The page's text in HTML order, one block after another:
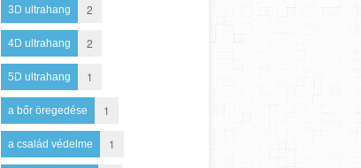
3D ultrahang 2
4D ultrahang 2
5D ultrahang 1
a bőr öregedése 1
a család védelme 1